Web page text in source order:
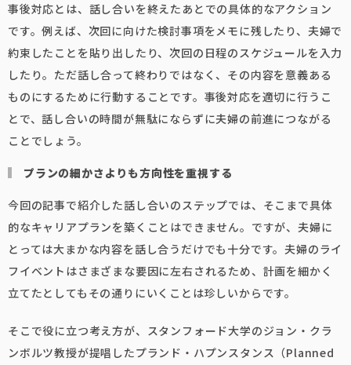
事後対応とは、話し合いを終えたあとでの具体的なアクション
です。例えば、次回に向けた検討事項をメモに残したり、夫婦で
約束したことを貼り出したり、次回の日程のスケジュールを入力
したり。ただ話し合って終わりではなく、その内容を意義ある
ものにするために行動することです。事後対応を適切に行うこ
とで、話し合いの時間が無駄にならずに夫婦の前進につながる
ことでしょう。
プランの細かさよりも方向性を重視する
今回の記事で紹介した話し合いのステップでは、そこまで具体
的なキャリアプランを築くことはできません。ですが、夫婦に
とっては大まかな内容を話し合うだけでも十分です。夫婦のライ
フイベントはさまざまな要因に左右されるため、計画を細かく
立てたとしてもその通りにいくことは珍しいからです。
そこで役に立つ考え方が、スタンフォード大学のジョン・クラ
ンボルツ教授が提唱したプランド・ハプンスタンス（Planned